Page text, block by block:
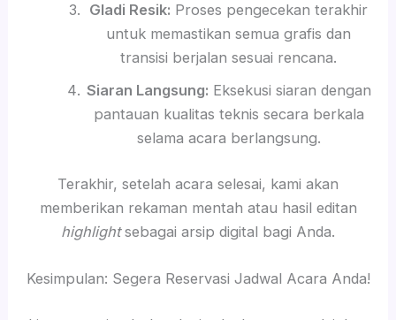
Gladi Resik: Proses pengecekan terakhir
untuk memastikan semua grafis dan
transisi berjalan sesuai rencana.
Siaran Langsung: Eksekusi siaran dengan
pantauan kualitas teknis secara berkala
selama acara berlangsung.
Terakhir, setelah acara selesai, kami akan
memberikan rekaman mentah atau hasil editan
highlightsebagai arsip digital bagi Anda.
Kesimpulan: Segera Reservasi Jadwal Acara Anda!